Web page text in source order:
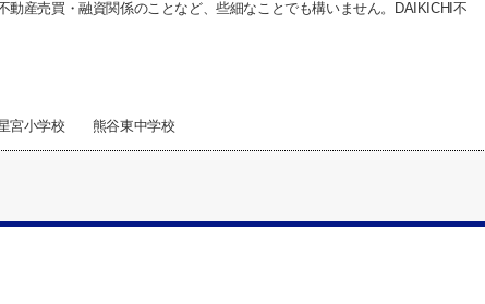
産売買・融資関係のことなど、些細なことでも構いません。DAIKICHI不
宮小学校 熊谷東中学校